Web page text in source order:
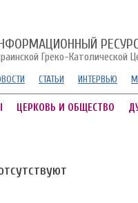
Греко-Католической
СТАТЬИ ИНТЕРВЬЮ
ЦЕРКОВЬ И ОБЩЕСТВО